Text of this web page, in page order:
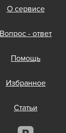
О сервисе
Вопрос - ответ
Помощь
Избранное
Статьи